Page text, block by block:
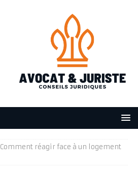
Comment réagir face à un logement